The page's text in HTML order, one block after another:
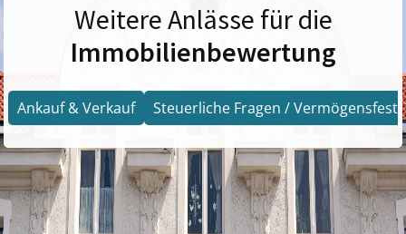
Weitere Anlässe für die
Immobilienbewertung
Ankauf & Verkauf Steuerliche Fragen /